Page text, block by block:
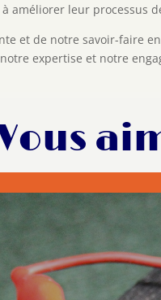
leur processus
et de notre savoir-faire
expertise et notre